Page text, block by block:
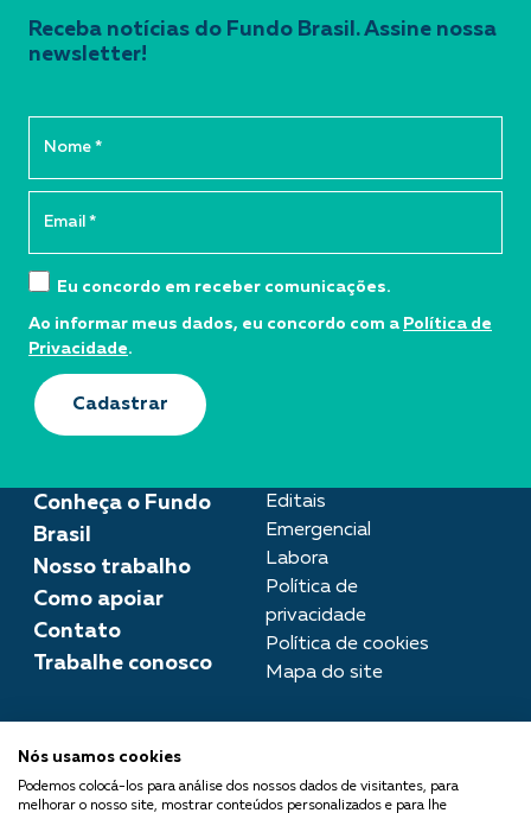
Conheça o Fundo
Brasil
Nosso trabalho
Como apoiar
Contato
Trabalhe conosco
Editais
Emergencial
Labora
Política de
privacidade
Política de cookies
Mapa do site
imprensa@fundobrasil.org.br
Receba notícias do Fundo Brasil. Assine nossa
newsletter!
Eu concordo em receber comunicações.
Ao informar meus dados, eu concordo com a Política de
Privacidade.
Cadastrar
Nós usamos cookies
Podemos colocá-los para análise dos nossos dados de visitantes, para
melhorar o nosso site, mostrar conteúdos personalizados e para lhe